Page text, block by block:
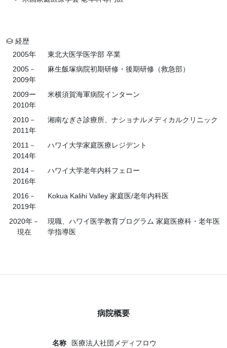
経歴
2005年
東北大医学医学部 卒業
2005－
2009年
麻生飯塚病院初期研修・後期研修（救急部）
2009ー
2010年
米横須賀海軍病院インターン
2010－
2011年
湘南なぎさ診療所、ナショナルメディカルクリニック
2011－
2014年
ハワイ大学家庭医療レジデント
2014－
2016年
ハワイ大学老年内科フェロー
2016－
2019年
Kokua Kalihi Valley 家庭医/老年内科医
2020年－
現在
現職、ハワイ医学教育プログラム 家庭医療科・老年医
学指導医
病院概要
名称
医療法人社団メディフロウ